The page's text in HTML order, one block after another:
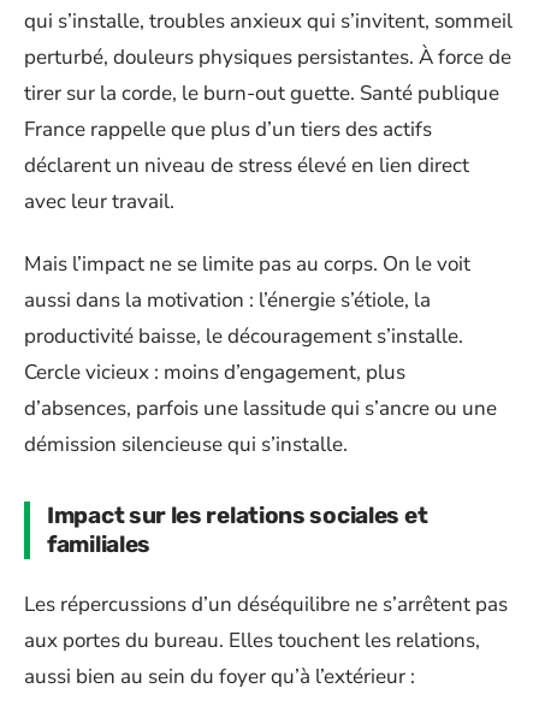
qui s’installe, troubles anxieux qui s’invitent, sommeil
perturbé, douleurs physiques persistantes. À force de
tirer sur la corde, le burn-out guette. Santé publique
France rappelle que plus d’un tiers des actifs
déclarent un niveau de stress élevé en lien direct
avec leur travail.
Mais l’impact ne se limite pas au corps. On le voit
aussi dans la motivation : l’énergie s’étiole, la
productivité baisse, le découragement s’installe.
Cercle vicieux : moins d’engagement, plus
d’absences, parfois une lassitude qui s’ancre ou une
démission silencieuse qui s’installe.
Impact sur les relations sociales et
familiales
Les répercussions d’un déséquilibre ne s’arrêtent pas
aux portes du bureau. Elles touchent les relations,
aussi bien au sein du foyer qu’à l’extérieur :